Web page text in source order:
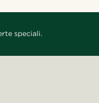
speciali.